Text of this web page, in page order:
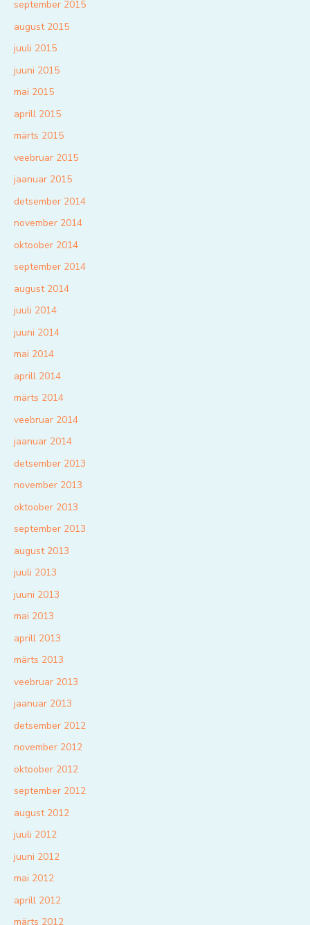
september 2015
august 2015
juuli 2015
juuni 2015
mai 2015
aprill 2015
märts 2015
veebruar 2015
jaanuar 2015
detsember 2014
november 2014
oktoober 2014
september 2014
august 2014
juuli 2014
juuni 2014
mai 2014
aprill 2014
märts 2014
veebruar 2014
jaanuar 2014
detsember 2013
november 2013
oktoober 2013
september 2013
august 2013
juuli 2013
juuni 2013
mai 2013
aprill 2013
märts 2013
veebruar 2013
jaanuar 2013
detsember 2012
november 2012
oktoober 2012
september 2012
august 2012
juuli 2012
juuni 2012
mai 2012
aprill 2012
märts 2012